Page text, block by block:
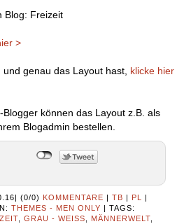
Blog: Freizeit
>
genau das Layout hast, klicke hier
können das Layout z.B. als
Blogadmin bestellen.
(0/0) KOMMENTARE TB PL
THEMES - MEN ONLY
TAGS:
GRAU - WEISS MÄNNERWELT